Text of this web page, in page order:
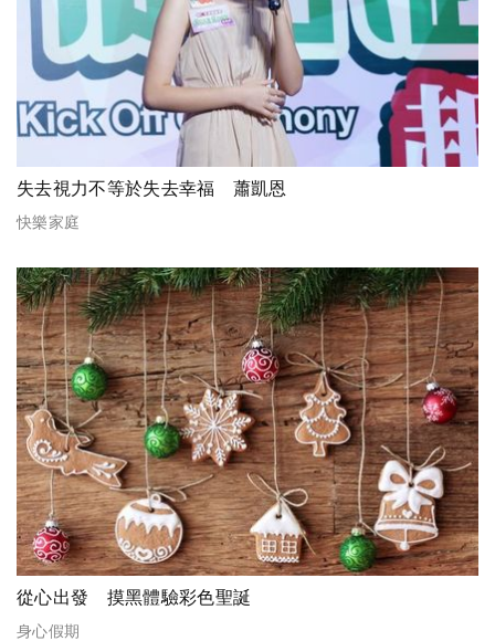
失去視力不等於失去幸福 蕭凱恩
快樂家庭
從心出發 摸黑體驗彩色聖誕
身心假期